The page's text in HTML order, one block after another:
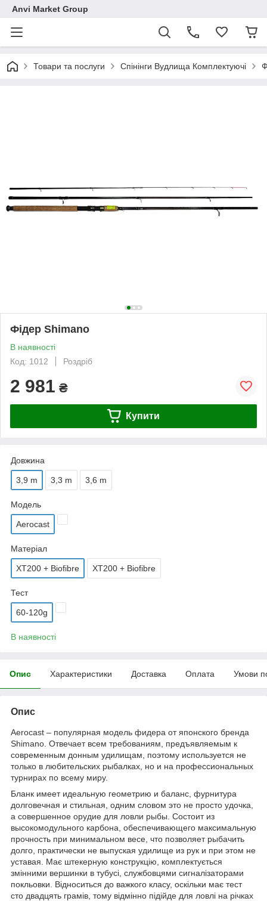
Anvi Market Group
Товари та послуги Спінінги Вудлища Комплектуючі
Фідер Shimano
В наявності
Код: 1012
Роздріб
2 981 ₴
Купити
Довжина
3,9 m 3,3 m 3,6 m
Модель
Aerocast
Матеріал
XT200 + Biofibre XT200 + Biofibre
Тест
60-120g
В наявності
Опис Характеристики Доставка Оплата Умови
Опис
Aerocast – популярная модель фидера от японского бренда
Shimano. Отвечает всем требованиям, предъявляемым к
современным донным удилищам, поэтому используется не
только в любительских рыбалках, но и на профессиональных
турнирах по всему миру.
Бланк имеет идеальную геометрию и баланс, фурнитура
долговечная и стильная, одним словом это не просто удочка,
а совершенное орудие для ловли рыбы. Состоит из
высокомодульного карбона, обеспечивающего максимальную
прочность при минимальном весе, что позволяет рыбачить
долго, практически не выпуская удилище из рук и при этом не
уставая. Має штекерную конструкцію, комплектується
змінними вершинки в тубусі, службовцями сигналізаторами
покльовки. Відноситься до важкого класу, оскільки має тест
сто двадцять грамів, тому відмінно підійде для ловлі на річках